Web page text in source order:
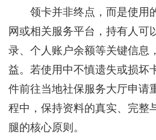
领卡并非终点，而是使用
网或相关服务平台，持有人可
录、个人账户余额等关键信息
益。若使用中不慎遗失或损坏
件前往当地社保服务大厅申请
程中，保持资料的真实、完整
腿的核心原则。